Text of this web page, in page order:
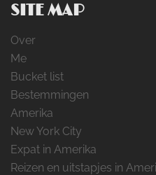
SITE MAP
Over
Me
Bucket list
Bestemmingen
Amerika
New York City
Expat in Amerika
Reizen en uitstapjes in